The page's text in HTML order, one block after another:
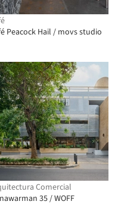
Peacock Hail / movs studio
Comercial
35 / WOFF